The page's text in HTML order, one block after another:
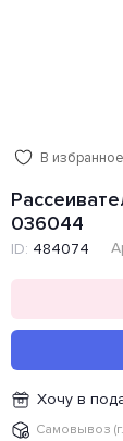
В избранное
036044
ID: 484074
Хочу в
Самовывоз